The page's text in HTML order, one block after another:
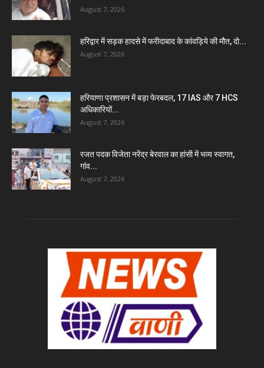
August 7, 2026
हरिद्वार में सड़क हादसे में फरीदाबाद के कांवड़िये की मौत, दो...
August 7, 2026
हरियाणा प्रशासन में बड़ा फेरबदल, 17 IAS और 7 HCS
अधिकारियों...
August 7, 2026
रजत पदक विजेता नरेंद्र बेरवाल का हांसी में भव्य स्वागत,
गांव...
August 7, 2026